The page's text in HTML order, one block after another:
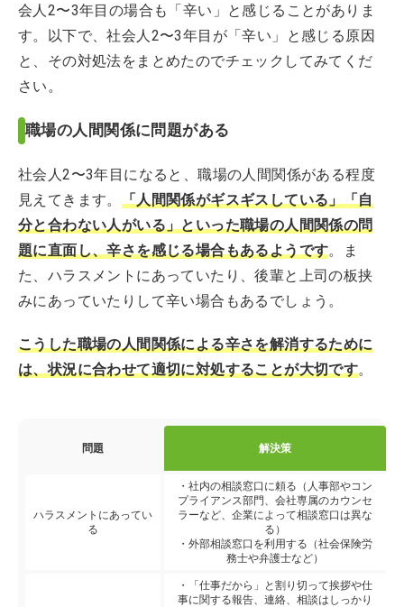
会人2〜3年目の場合も「辛い」と感じることがありま
す。以下で、社会人2〜3年目が「辛い」と感じる原因
と、その対処法をまとめたのでチェックしてみてくだ
さい。
職場の人間関係に問題がある
社会人2〜3年目になると、職場の人間関係がある程度
見えてきます。
「人間関係がギスギスしている」「自
分と合わない人がいる」といった職場の人間関係の問
題に直面し、辛さを感じる場合もあるようです。ま
た、ハラスメントにあっていたり、後輩と上司の板挟
みにあっていたりして辛い場合もあるでしょう。
こうした職場の人間関係による辛さを解消するために
は、状況に合わせて適切に対処することが大切です。
問題 解決策
ハラスメントにあってい
る
・社内の相談窓口に頼る（人事部やコン
プライアンス部門、会社専属のカウンセ
ラーなど、企業によって相談窓口は異な
る）
・外部相談窓口を利用する（社会保険労
務士や弁護士など）
・「仕事だから」と割り切って挨拶や仕
事に関する報告、連絡、相談はしっかり